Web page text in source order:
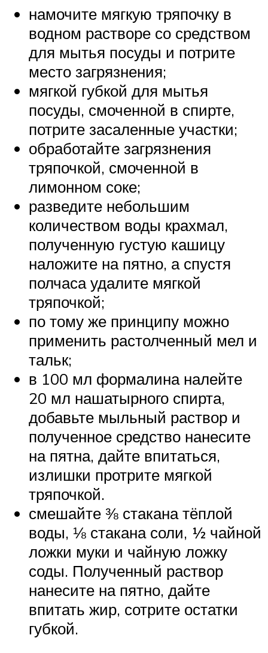
намочите мягкую тряпочку в
водном растворе со средством
для мытья посуды и потрите
место загрязнения;
мягкой губкой для мытья
посуды, смоченной в спирте,
потрите засаленные участки;
обработайте загрязнения
тряпочкой, смоченной в
лимонном соке;
разведите небольшим
количеством воды крахмал,
полученную густую кашицу
наложите на пятно, а спустя
полчаса удалите мягкой
тряпочкой;
по тому же принципу можно
применить растолченный мел и
тальк;
в 100 мл формалина налейте
20 мл нашатырного спирта,
добавьте мыльный раствор и
полученное средство нанесите
на пятна, дайте впитаться,
излишки протрите мягкой
тряпочкой.
смешайте ⅜ стакана тёплой
воды, ⅛ стакана соли, ½ чайной
ложки муки и чайную ложку
соды. Полученный раствор
нанесите на пятно, дайте
впитать жир, сотрите остатки
губкой.